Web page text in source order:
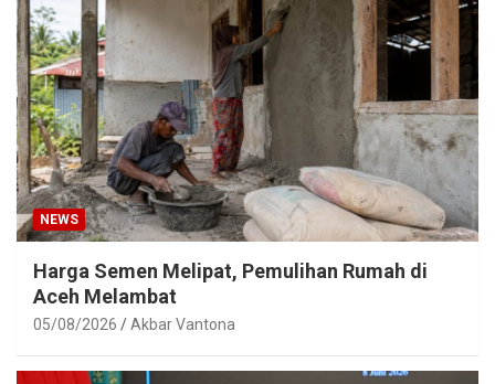
NEWS
Harga Semen Melipat, Pemulihan Rumah di
Aceh Melambat
05/08/2026 Akbar Vantona